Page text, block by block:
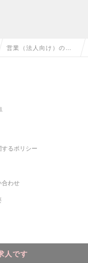
人です
営業（法人向け）の求
るポリシー
合わせ